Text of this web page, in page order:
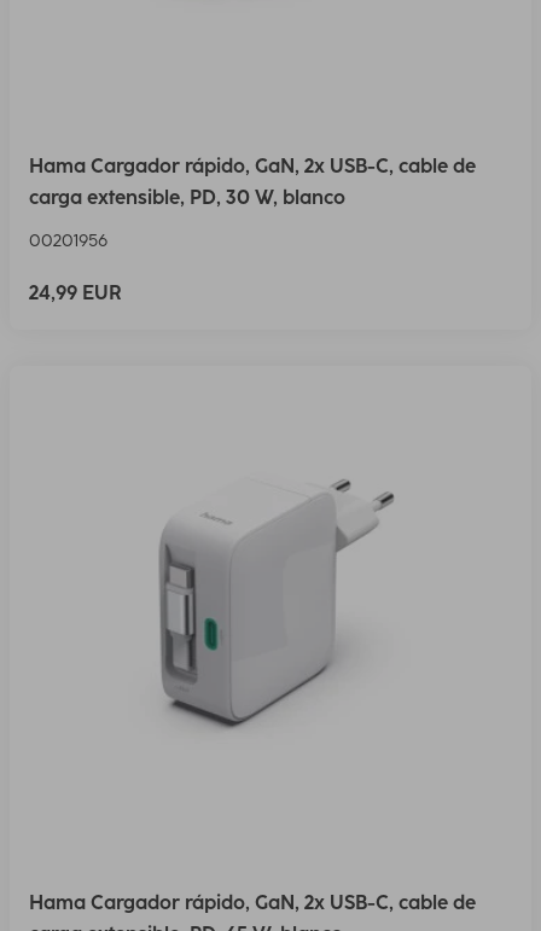
Hama Cargador rápido, GaN, 2x USB-C, cable de
carga extensible, PD, 30 W, blanco
00201956
24,99 EUR
Hama Cargador rápido, GaN, 2x USB-C, cable de